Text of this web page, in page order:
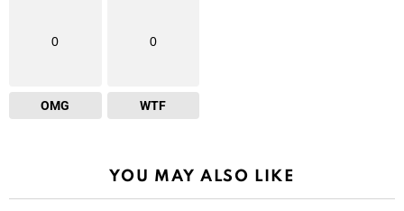
0
OMG
0
WTF
YOU MAY ALSO LIKE